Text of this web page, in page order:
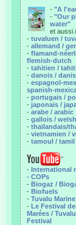
- "A
- "Our
water"
et aussi
- tuvaluen /
- allemand /
- flamand-
flemish-dutch
- tahitien /
- danois /
- espagnol-
spanish-
- portugais /
- japonais /
- arabe / arabic
- gallois / welsh
- thaïlandais/
- vietnamien /
- tamoul / tamil
- International
- COPs
- Biogaz /
- Biofuels
- Tuvalu
- Le Festival
Marées /
Festival